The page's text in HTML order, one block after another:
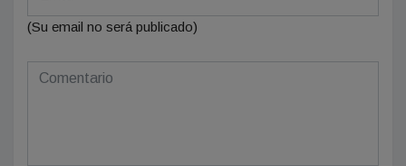
(Su email no será publicado)